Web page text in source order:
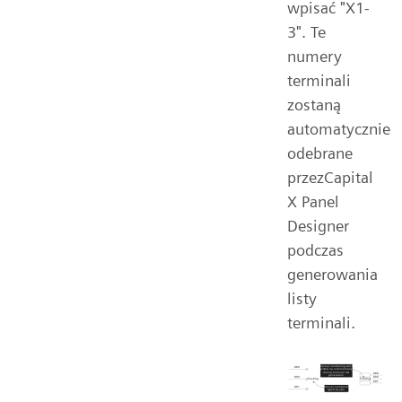
wpisać "X1-
3". Te
numery
terminali
zostaną
automatycznie
odebrane
przezCapital
X Panel
Designer
podczas
generowania
listy
terminali.